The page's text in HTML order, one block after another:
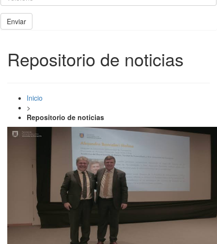
Enviar
Repositorio de noticias
Inicio
>
Repositorio de noticias